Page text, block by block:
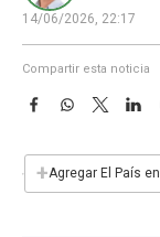
14/06/2026, 22:17
Compartir esta noticia
F
e
b
W
s
T
w
t
L
+Agregar El País en